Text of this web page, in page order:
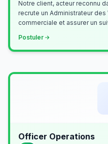
Notre client, acteur reconnu
recrute un Administrateur
commerciale et assurer un
Postuler
Officer Operations